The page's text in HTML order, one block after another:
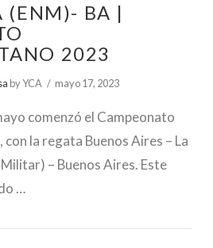
(ENM)- BA |
2023
by YCA mayo 17, 2023
comenzó el Campeonato
la regata Buenos Aires – La
– Buenos Aires. Este
…